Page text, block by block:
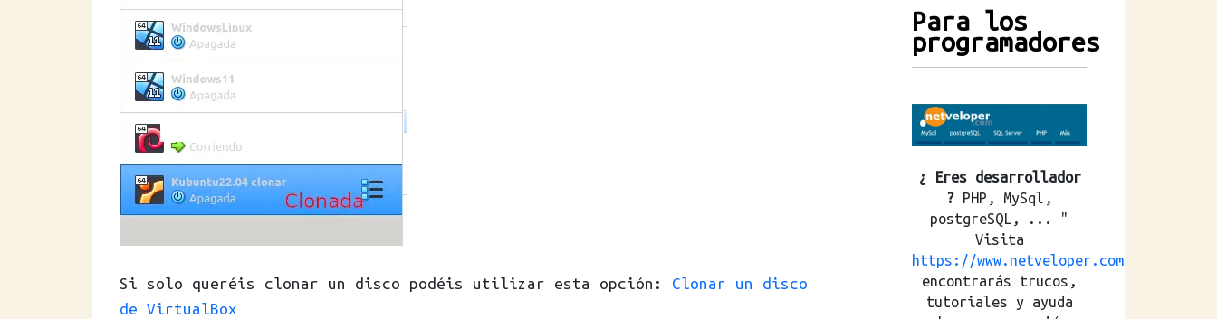
Si solo queréis clonar un disco podéis utilizar esta opción: Clonar un disco
de VirtualBox
Para los
programadores
¿ Eres desarrollador
? PHP, MySql,
postgreSQL, ... "
Visita
https://www.netveloper.com
encontrarás trucos,
tutoriales y ayuda